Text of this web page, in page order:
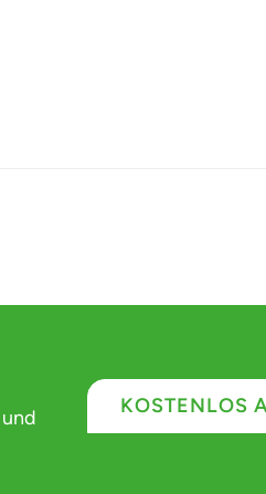
KOSTENLOS